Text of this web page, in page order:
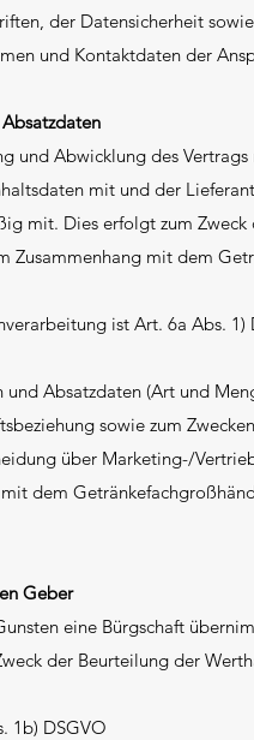
der Datensicherheit
und Kontaktdaten der
und Abwicklung des
mit und der
mit. Dies erfolgt zum
Zusammenhang mit dem
ist Art. 6a Abs. 1)
und Absatzdaten (Art und
sowie zum
über Marketing-/
dem
Geber
eine Bürgschaft
der Beurteilung der
1b) DSGVO